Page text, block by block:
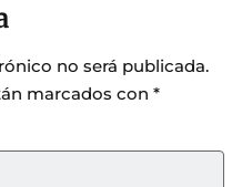
no será publicada.
marcados con *